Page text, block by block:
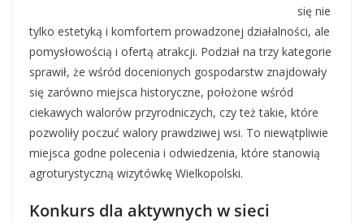
się nie
tylko estetyką i komfortem prowadzonej działalności, ale
pomysłowością i ofertą atrakcji. Podział na trzy kategorie
sprawił, że wśród docenionych gospodarstw znajdowały
się zarówno miejsca historyczne, położone wśród
ciekawych walorów przyrodniczych, czy też takie, które
pozwoliły poczuć walory prawdziwej wsi. To niewątpliwie
miejsca godne polecenia i odwiedzenia, które stanowią
agroturystyczną wizytówkę Wielkopolski.
Konkurs dla aktywnych w sieci